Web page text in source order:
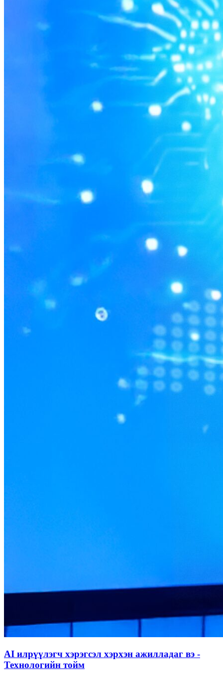
AI илрүүлэгч хэрэгсэл хэрхэн ажилладаг вэ -
Технологийн тойм